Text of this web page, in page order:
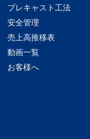
プレキャスト工法
安全管理
売上高推移表
動画一覧
お客様へ